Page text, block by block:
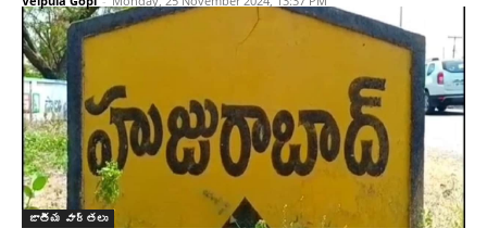
జాతీయ వార్తలు